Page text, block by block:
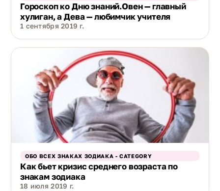
Гороскоп ко Дню знаний.Овен — главный
хулиган, а Дева — любимчик учителя
1 сентября 2019 г.
ОБО ВСЕХ ЗНАКАХ ЗОДИАКА - CATEGORY
Как бьет кризис среднего возраста по
знакам зодиака
18 июля 2019 г.